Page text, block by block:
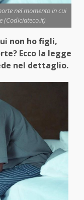
nel momento in cui
(Codiciateco.it)
non ho figli,
Ecco la legge
nel dettaglio.